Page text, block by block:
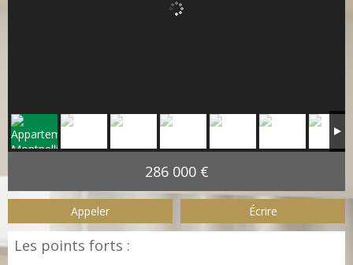
286 000 €
Appeler Écrire
Les points forts :